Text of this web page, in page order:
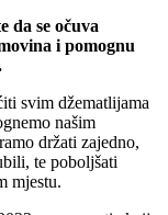
da se očuva
i pomognu
svim džematlijama
našim
držati zajedno,
te poboljšati
mjestu.